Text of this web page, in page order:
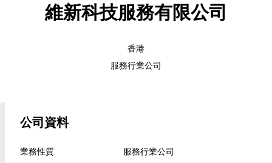
維新科技服務有限公司
香港
服務行業公司
公司資料
業務性質:
服務行業公司